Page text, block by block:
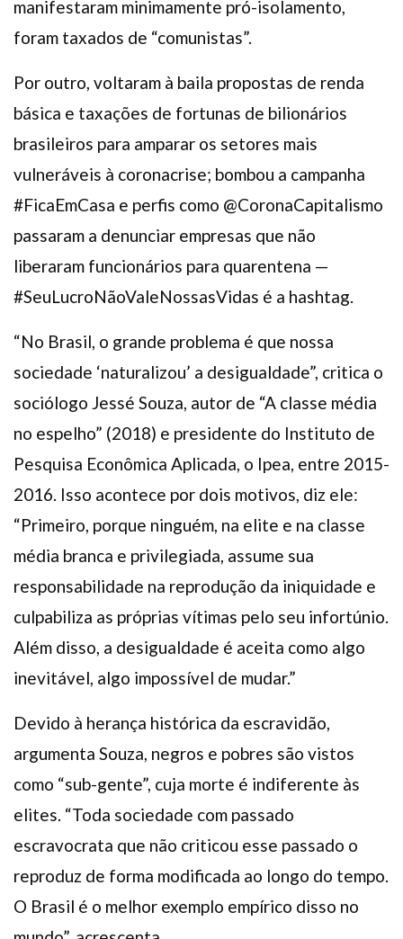
manifestaram minimamente pró-isolamento,
foram taxados de “comunistas”.
Por outro, voltaram à baila propostas de renda
básica e taxações de fortunas de bilionários
brasileiros para amparar os setores mais
vulneráveis à coronacrise; bombou a campanha
#FicaEmCasa e perfis como @CoronaCapitalismo
passaram a denunciar empresas que não
liberaram funcionários para quarentena —
#SeuLucroNãoValeNossasVidas é a hashtag.
“No Brasil, o grande problema é que nossa
sociedade ‘naturalizou’ a desigualdade”, critica o
sociólogo Jessé Souza, autor de “A classe média
no espelho” (2018) e presidente do Instituto de
Pesquisa Econômica Aplicada, o Ipea, entre 2015-
2016. Isso acontece por dois motivos, diz ele:
“Primeiro, porque ninguém, na elite e na classe
média branca e privilegiada, assume sua
responsabilidade na reprodução da iniquidade e
culpabiliza as próprias vítimas pelo seu infortúnio.
Além disso, a desigualdade é aceita como algo
inevitável, algo impossível de mudar.”
Devido à herança histórica da escravidão,
argumenta Souza, negros e pobres são vistos
como “sub-gente”, cuja morte é indiferente às
elites. “Toda sociedade com passado
escravocrata que não criticou esse passado o
reproduz de forma modificada ao longo do tempo.
O Brasil é o melhor exemplo empírico disso no